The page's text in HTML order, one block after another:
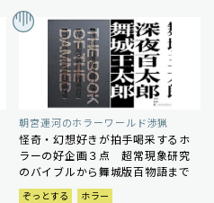
朝宮運河のホラーワールド渉猟
怪奇・幻想好きが拍手喝采するホ
ラーの好企画３点 超常現象研究
のバイブルから舞城版百物語まで
ぞっとする
ホラー